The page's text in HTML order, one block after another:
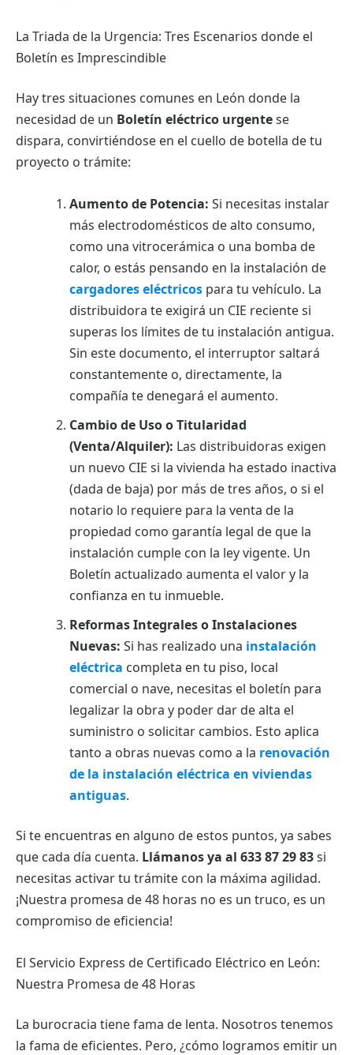
La Triada de la Urgencia: Tres Escenarios donde el
Boletín es Imprescindible
Hay tres situaciones comunes en León donde la
necesidad de un Boletín eléctrico urgentese
dispara, convirtiéndose en el cuello de botella de tu
proyecto o trámite:
Aumento de Potencia: Si necesitas instalar
más electrodomésticos de alto consumo,
como una vitrocerámica o una bomba de
calor, o estás pensando en la instalación de
cargadores eléctricos para tu vehículo. La
distribuidora te exigirá un CIE reciente si
superas los límites de tu instalación antigua.
Sin este documento, el interruptor saltará
constantemente o, directamente, la
compañía te denegará el aumento.
Cambio de Uso o Titularidad
(Venta/Alquiler): Las distribuidoras exigen
un nuevo CIE si la vivienda ha estado inactiva
(dada de baja) por más de tres años, o si el
notario lo requiere para la venta de la
propiedad como garantía legal de que la
instalación cumple con la ley vigente. Un
Boletín actualizado aumenta el valor y la
confianza en tu inmueble.
Reformas Integrales o Instalaciones
Nuevas: Si has realizado una instalación
eléctrica completa en tu piso, local
comercial o nave, necesitas el boletín para
legalizar la obra y poder dar de alta el
suministro o solicitar cambios. Esto aplica
tanto a obras nuevas como a la renovación
de la instalación eléctrica en viviendas
antiguas.
Si te encuentras en alguno de estos puntos, ya sabes
que cada día cuenta. Llámanos ya al 633 87 29 83si
necesitas activar tu trámite con la máxima agilidad.
¡Nuestra promesa de 48 horas no es un truco, es un
compromiso de eficiencia!
El Servicio Express de Certificado Eléctrico en León:
Nuestra Promesa de 48 Horas
La burocracia tiene fama de lenta. Nosotros tenemos
la fama de eficientes. Pero, ¿cómo logramos emitir un